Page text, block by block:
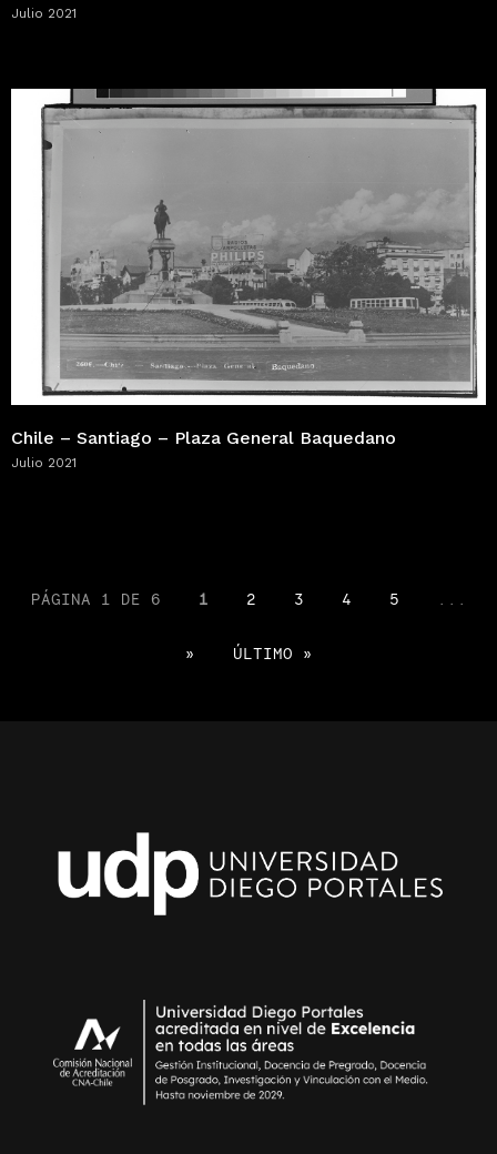
Julio 2021
Chile – Santiago – Plaza General Baquedano
Julio 2021
PÁGINA 1 DE 6 1 2 3 4 5
» ÚLTIMO »